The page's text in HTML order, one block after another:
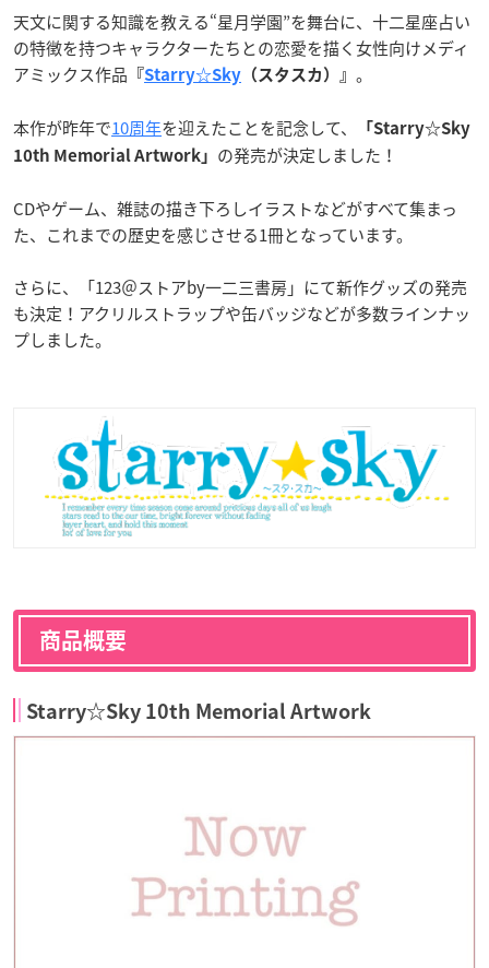
天文に関する知識を教える“星月学園”を舞台に、十二星座占い
の特徴を持つキャラクターたちとの恋愛を描く女性向けメディ
アミックス作品 『Starry☆Sky （スタスカ）』 。
本作が昨年で10周年を迎えたことを記念して、
「Starry☆Sky
10th Memorial Artwork」 の発売が決定しました！
CDやゲーム、雑誌の描き下ろしイラストなどがすべて集まっ
た、これまでの歴史を感じさせる1冊となっています。
さらに、「123＠ストアby一二三書房」にて新作グッズの発売
も決定！アクリルストラップや缶バッジなどが多数ラインナッ
プしました。
商品概要
Starry☆Sky 10th Memorial Artwork